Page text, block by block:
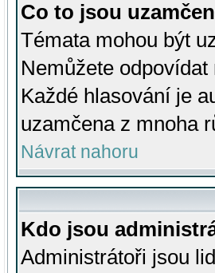
Co to jsou
Témata mohou být
Nemůžete
Každé hlasování je
uzamčena z mnoha
Návrat nahoru
Kdo jsou
Administrátoři jsou